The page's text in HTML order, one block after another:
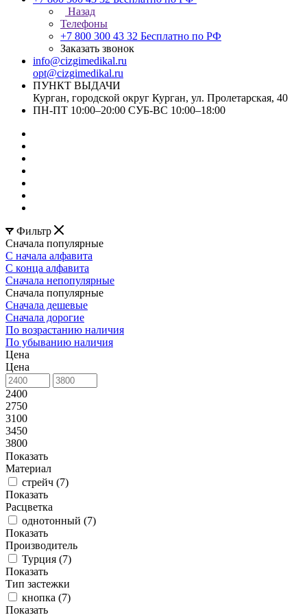
Назад
Телефоны
+7 800 300 43 32 Бесплатно по РФ
Заказать звонок
info@cizgimedikal.ru
opt@cizgimedikal.ru
ПУНКТ ВЫДАЧИ
Курган, городской округ Курган, ул. Пролетарская, 40
ПН-ПТ 10:00–20:00 СУБ-ВС 10:00–18:00
Фильтр
Сначала популярные
С начала алфавита
С конца алфавита
Сначала непопулярные
Сначала популярные
Сначала дешевые
Сначала дорогие
По возрастанию наличия
По убыванию наличия
Цена
Цена
2400
2750
3100
3450
3800
Показать
Материал
стрейч (7)
Показать
Расцветка
однотонный (7)
Показать
Производитель
Турция (7)
Показать
Тип застежки
кнопка (7)
Показать